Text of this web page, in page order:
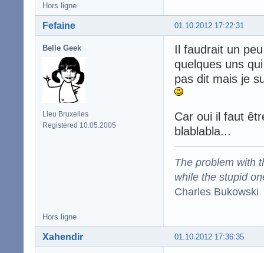
Hors ligne
01.10.2012 17:22:31
Fefaine
Belle Geek
Lieu Bruxelles
Registered 10.05.2005
Il faudrait un
quelques uns
pas dit mais je
Car oui il faut
blablabla...
The problem with
while the stupid
Charles Bukowski
Hors ligne
01.10.2012 17:36:35
Xahendir